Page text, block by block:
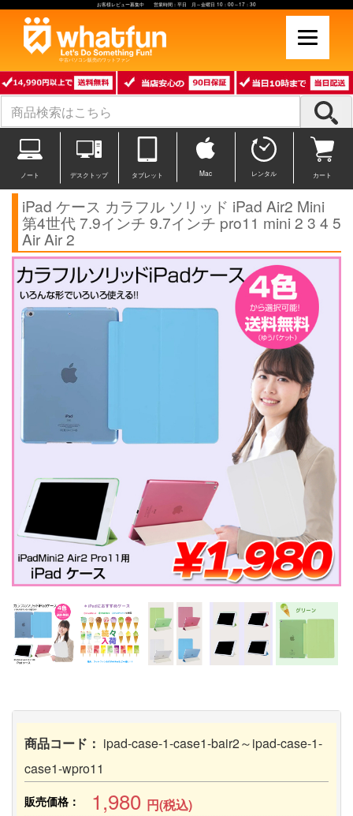
お客様レビュー募集中 営業時間：平日 月～金曜日 10：00～17：30
中古パソコン販売のワットファン
ノート デスクトップ タブレット Mac レンタル カート
iPad ケース カラフル ソリッド iPad Air2 Mini
第4世代 7.9インチ 9.7インチ pro11 mini 2 3 4 5
Air Air 2
商品コード： ipad-case-1-case1-bair2～ipad-case-1-
case1-wpro11
販売価格： 1,980 円(税込)